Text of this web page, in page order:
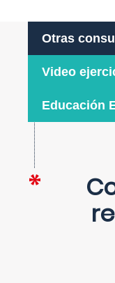
Otras
Video
Educación